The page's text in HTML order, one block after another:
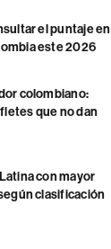
el puntaje en
este 2026
colombiano:
que no dan
con mayor
clasificación